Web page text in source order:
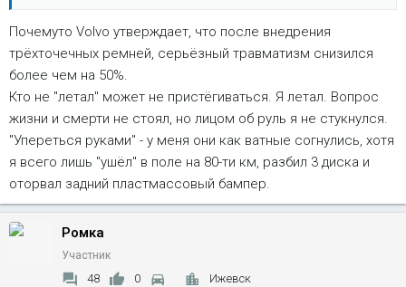
Почемуто Volvo утверждает, что после внедрения
трёхточечных ремней, серьёзный травматизм снизился
более чем на 50%.
Кто не "летал" может не пристёгиваться. Я летал. Вопрос
жизни и смерти не стоял, но лицом об руль я не стукнулся.
"Упереться руками" - у меня они как ватные согнулись, хотя
я всего лишь "ушёл" в поле на 80-ти км, разбил 3 диска и
оторвал задний пластмассовый бампер.
Ромка
Участник
48 0 Ижевск